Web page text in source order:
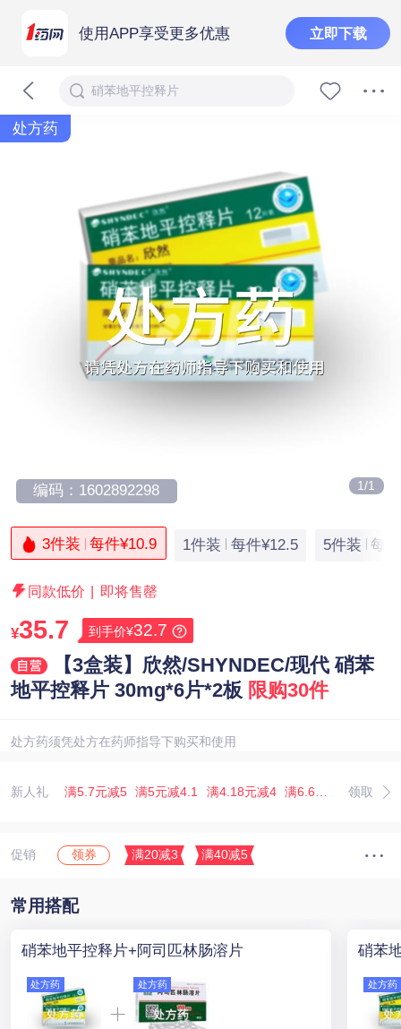
使用APP享受更多优惠 立即下载
硝苯地平控释片
处方药
1/1
编码：1602892298
3件装 每件¥10.9 1件装 每件¥12.5 5件装 每
同款低价 即将售罄
¥35.7 到手价¥32.7
【3盒装】欣然/SHYNDEC/现代 硝苯
地平控释片 30mg*6片*2板 限购30件
处方药须凭处方在药师指导下购买和使用
新人礼 领取
满5.7元减5 满5元减4.1 满4.18元减4 满6.67元减5.07 满
促销 领券 满20减3 满40减5
常用搭配
硝苯地平控释片+阿司匹林肠溶片
处方药 处方药
硝苯
处方药